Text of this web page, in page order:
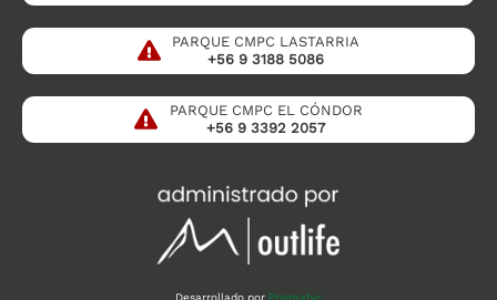
PARQUE CMPC LASTARRIA
+56 9 3188 5086
PARQUE CMPC EL CÓNDOR
+56 9 3392 2057